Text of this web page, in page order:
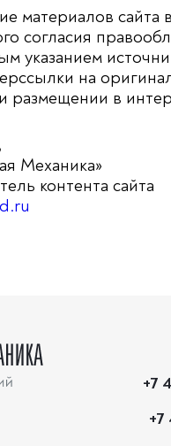
материалов сайта
согласия
указанием
на
размещении в
Механика»
контента сайта
+7
+7